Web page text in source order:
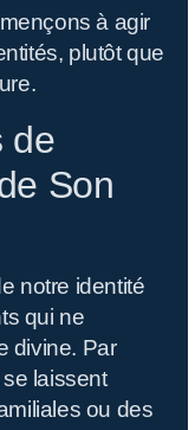
à agir
plutôt que
de
Son
notre identité
qui ne
divine. Par
laissent
ou des